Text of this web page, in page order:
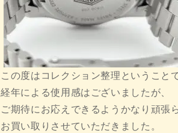
この度はコレクション整理ということ
経年による使用感はございましたが、
ご期待にお応えできるようかなり頑張
お買い取りさせていただきました。